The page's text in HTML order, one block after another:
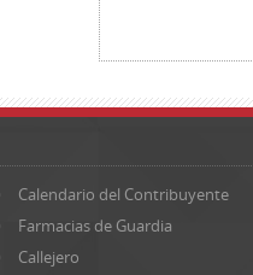
Calendario del Contribuyente
Farmacias de Guardia
Callejero